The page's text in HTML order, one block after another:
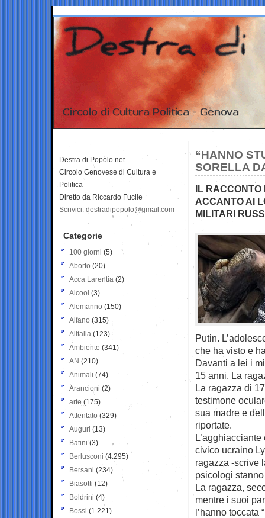
“HANNO
SORELLA
IL RACCONTO
ACCANTO AI
MILITARI
Putin.
che ha visto e
Davanti a lei i
15 anni. La
La ragazza di
testimone
sua madre e
riportate.
civico ucraino
ragazza -scrive
psicologi
La ragazza,
mentre i suoi
l’hanno toccata
Destra di Popolo.net
Circolo Genovese di Cultura e
Politica
Diretto da Riccardo Fucile
Scrivici: destradipopolo@gmail.com
Categorie
100 giorni (5)
Aborto (20)
Acca Larentia (2)
Alcool (3)
Alemanno (150)
Alfano (315)
Alitalia (123)
Ambiente (341)
AN (210)
Animali (74)
Arancioni (2)
arte (175)
Attentato (329)
Auguri (13)
Batini (3)
Berlusconi (4.295)
Bersani (234)
Biasotti (12)
Boldrini (4)
Bossi (1.221)